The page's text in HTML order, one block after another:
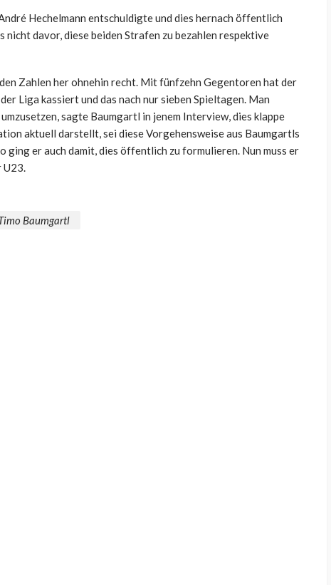
Hechelmann entschuldigte und dies hernach öffentlich
davor, diese beiden Strafen zu bezahlen respektive
Zahlen her ohnehin recht. Mit fünfzehn Gegentoren hat der
Liga kassiert und das nach nur sieben Spieltagen. Man
sagte Baumgartl in jenem Interview, dies klappe
aktuell darstellt, sei diese Vorgehensweise aus Baumgartls
ging er auch damit, dies öffentlich zu formulieren. Nun muss er
U23.
Baumgartl